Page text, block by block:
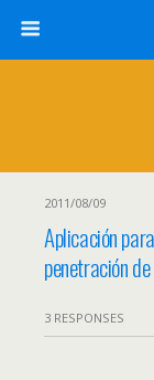
2011/08/09
Aplicación
penetración
3 RESPONSES